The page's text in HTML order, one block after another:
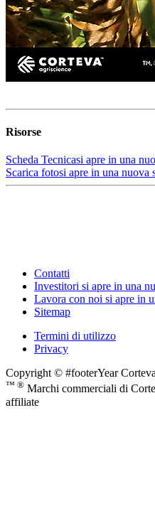
Risorse
Scheda Tecnicasi apre in una
Scarica fotosi apre in una nuova
Contatti
Investitori si apre in una
Lavora con noi si apre in
Sitemap
Termini di utilizzo
Privacy
Copyright © #footerYear
™ ® Marchi commerciali di
affiliate